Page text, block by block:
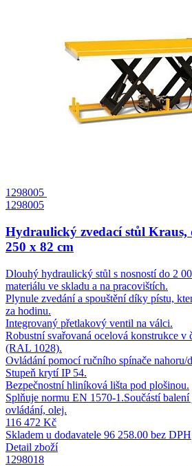
1298005
1298005
Hydraulický zvedací stůl Kraus,
250 x 82 cm
Dlouhý hydraulický stůl s nosností do 2
materiálu ve skladu a na pracovištích.
Plynule zvedání a spouštění díky pístu,
za hodinu.
Integrovaný přetlakový ventil na válci.
Robustní svařovaná ocelová konstrukce v
(RAL 1028).
Ovládání pomocí ručního spínače
Stupeň krytí IP 54.
Bezpečnostní hliníková lišta pod plošinou.
Splňuje normu EN 1570-1.Součástí
ovládání, olej.
116 472 Kč
Skladem u dodavatele 96 258.00 bez DPH
Detail zboží
1298018